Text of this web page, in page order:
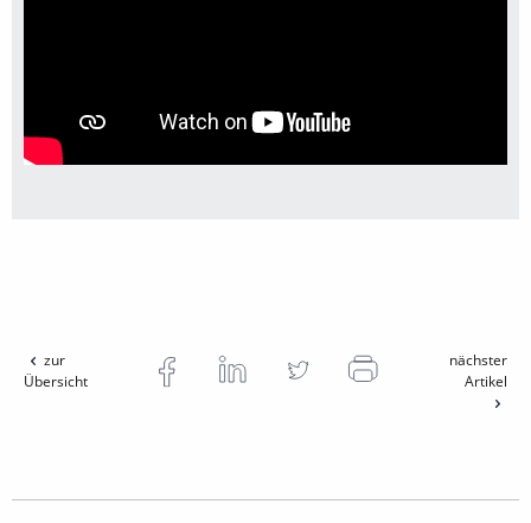
zur
Übersicht
nächster
Artikel